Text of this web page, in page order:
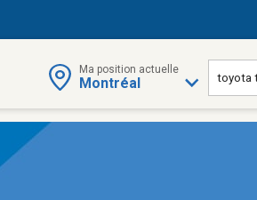
Ma position actuelle
Montréal